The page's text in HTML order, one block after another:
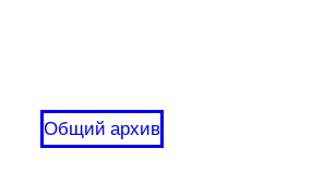
Общий архив